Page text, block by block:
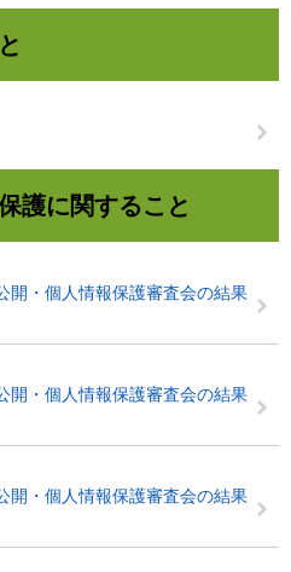
護に関すること
開・個人情報保護審査会の結果
開・個人情報保護審査会の結果
開・個人情報保護審査会の結果